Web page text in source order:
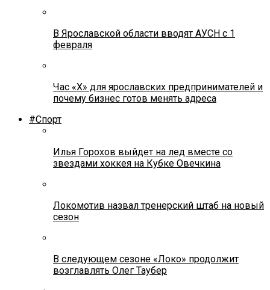
В Ярославской области вводят АУСН с 1
февраля
Час «Х» для ярославских предпринимателей и
почему бизнес готов менять адреса
#Спорт
Илья Горохов выйдет на лед вместе со
звездами хоккея на Кубке Овечкина
Локомотив назвал тренерский штаб на новый
сезон
В следующем сезоне «Локо» продолжит
возглавлять Олег Таубер